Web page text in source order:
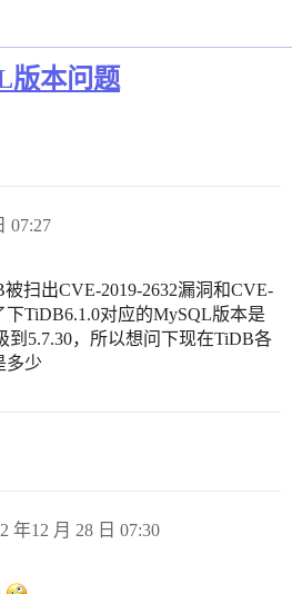
版本问题
07:27
扫出CVE-2019-2632漏洞和CVE-
下TiDB6.1.0对应的MySQL版本是
到5.7.30，所以想问下现在TiDB各
多少
年12 月 28 日 07:30